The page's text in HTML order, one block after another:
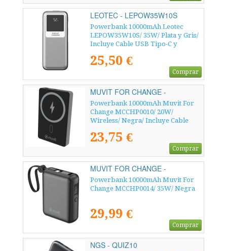
LEOTEC - LEPOW35W10S
Powerbank 10000mAh Leotec
LEPOW35W10S/ 35W/ Plata y Gris/
Incluye Cable USB Tipo-C y
25,50 €
Comprar
MUVIT FOR CHANGE -
MCCHP0010
Powerbank 10000mAh Muvit For
Change MCCHP0010/ 20W/
Wireless/ Negra/ Incluye Cable
23,75 €
Comprar
MUVIT FOR CHANGE -
MCCHP0014
Powerbank 10000mAh Muvit For
Change MCCHP0014/ 35W/ Negra
29,99 €
Comprar
NGS - QUIZ10